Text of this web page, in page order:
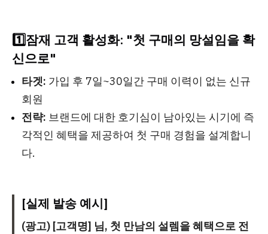
1️⃣잠재 고객 활성화: "첫 구매의 망설임을 확
신으로"
타겟: 가입 후 7일~30일간 구매 이력이 없는 신규
회원
전략: 브랜드에 대한 호기심이 남아있는 시기에 즉
각적인 혜택을 제공하여 첫 구매 경험을 설계합니
다.
[실제 발송 예시]
(광고) [고객명] 님, 첫 만남의 설렘을 혜택으로 전